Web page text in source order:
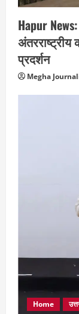
Hapur
अंतरराष्ट्रीय
प्रदर्शन
Megha
Home